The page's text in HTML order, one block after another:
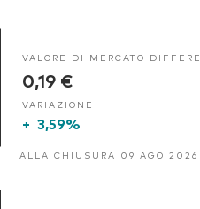
VALORE DI MERCATO
0,19 €
VARIAZIONE
+ 3,59%
ALLA CHIUSURA 09 AGO 2026